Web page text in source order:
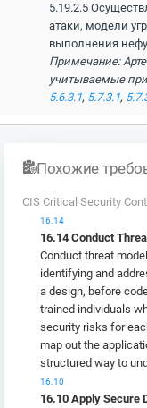
5.19.2.5
атаки, модели
выполнения
Примечание:
учитываемые
5.6.3.1, 5.7.3.1,
Похожие
CIS Critical Security
16.14
16.14 Conduct
Conduct threat
identifying and
a design, before
trained individuals
security risks for
map out the
structured way to
16.10
16.10 Apply Secure